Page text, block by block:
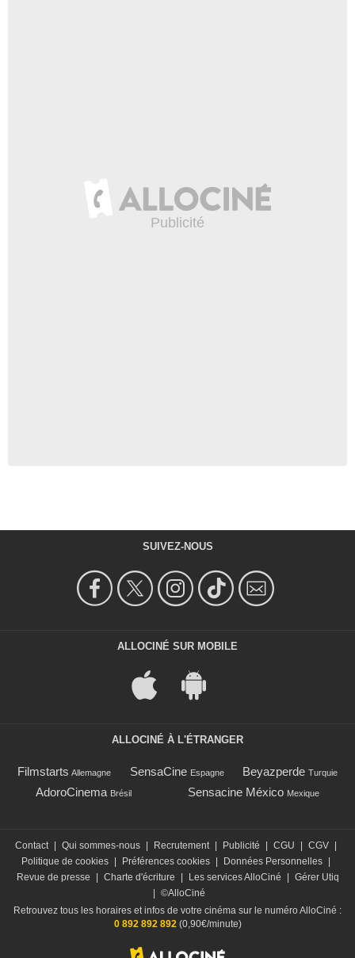
SUIVEZ-NOUS
ALLOCINÉ SUR MOBILE
ALLOCINÉ À L'ÉTRANGER
Filmstarts Allemagne SensaCine Espagne Beyazperde Turquie
AdoroCinema Brésil Sensacine México Mexique
Contact | Qui sommes-nous | Recrutement | Publicité | CGU | CGV |
Politique de cookies | Préférences cookies | Données Personnelles |
Revue de presse
| Charte d'écriture | Les services AlloCiné | Gérer Utiq
| ©AlloCiné
Retrouvez tous les horaires et infos de votre cinéma sur le numéro AlloCiné :
0 892 892 892 (0,90€/minute)